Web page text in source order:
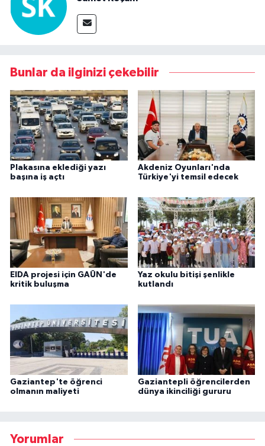
Bunlar da ilginizi çekebilir
Plakasına eklediği yazı
başına iş açtı
Akdeniz Oyunları'nda
Türkiye'yi temsil edecek
EIDA projesi için GAÜN'de
kritik buluşma
Yaz okulu bitişi şenlikle
kutlandı
Gaziantep'te öğrenci
olmanın maliyeti
Gaziantepli öğrencilerden
dünya ikinciliği gururu
Yorumlar